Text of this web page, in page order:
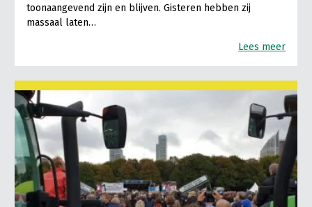
toonaangevend zijn en blijven. Gisteren hebben zij
massaal laten…
Lees meer